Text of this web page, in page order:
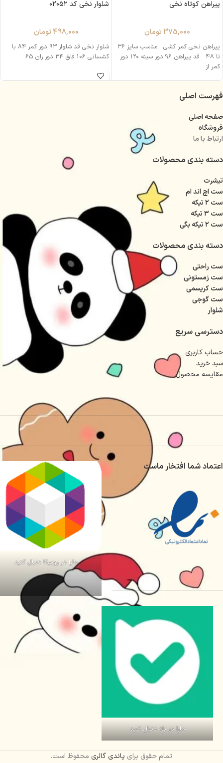
پیراهن کوتاه نخی
375,000 تومان
پیراهن نخی کمر کشی مناسب سایز ۳۶
تا ۴۸ قد پیراهن ۹۶ دور سینه ۱۲۰ دور
کمر از
شلوار نخی کد ۰۲۰۵۲
498,000 تومان
شلوار نخی قد شلوار 93 دور کمر 84 با
کشسانی 106 فاق 34 دور ران 65
فهرست اصلی
صفحه اصلی
فروشگاه
ارتباط با ما
دسته بندی محصولات
تیشرت
ست اچ اند ام
ست ۲ تیکه
ست ۳ تیکه
ست ۲ تیکه بگی
دسته بندی محصولات
ست راحتی
ست زمستونی
ست کریسمی
ست گوجی
شلوار
دسترسی سریع
حساب کاربری
سبد خرید
مقایسه محصول
اعتماد شما افتخار ماست
مارا در روبیکا دنبال کنید
مارا در بله دنبال کنید
تمام حقوق برای پاندی گالری محفوظ است.